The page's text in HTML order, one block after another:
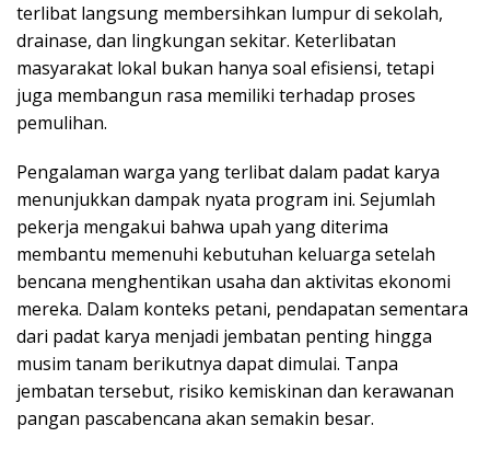
terlibat langsung membersihkan lumpur di sekolah,
drainase, dan lingkungan sekitar. Keterlibatan
masyarakat lokal bukan hanya soal efisiensi, tetapi
juga membangun rasa memiliki terhadap proses
pemulihan.
Pengalaman warga yang terlibat dalam padat karya
menunjukkan dampak nyata program ini. Sejumlah
pekerja mengakui bahwa upah yang diterima
membantu memenuhi kebutuhan keluarga setelah
bencana menghentikan usaha dan aktivitas ekonomi
mereka. Dalam konteks petani, pendapatan sementara
dari padat karya menjadi jembatan penting hingga
musim tanam berikutnya dapat dimulai. Tanpa
jembatan tersebut, risiko kemiskinan dan kerawanan
pangan pascabencana akan semakin besar.